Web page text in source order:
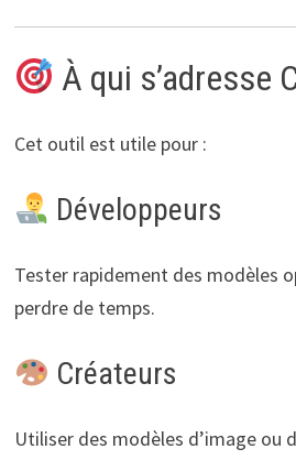
À qui s’adresse
Cet outil est utile pour :
Développeurs
Tester rapidement des modèles
perdre de temps.
Créateurs
Utiliser des modèles d’image ou